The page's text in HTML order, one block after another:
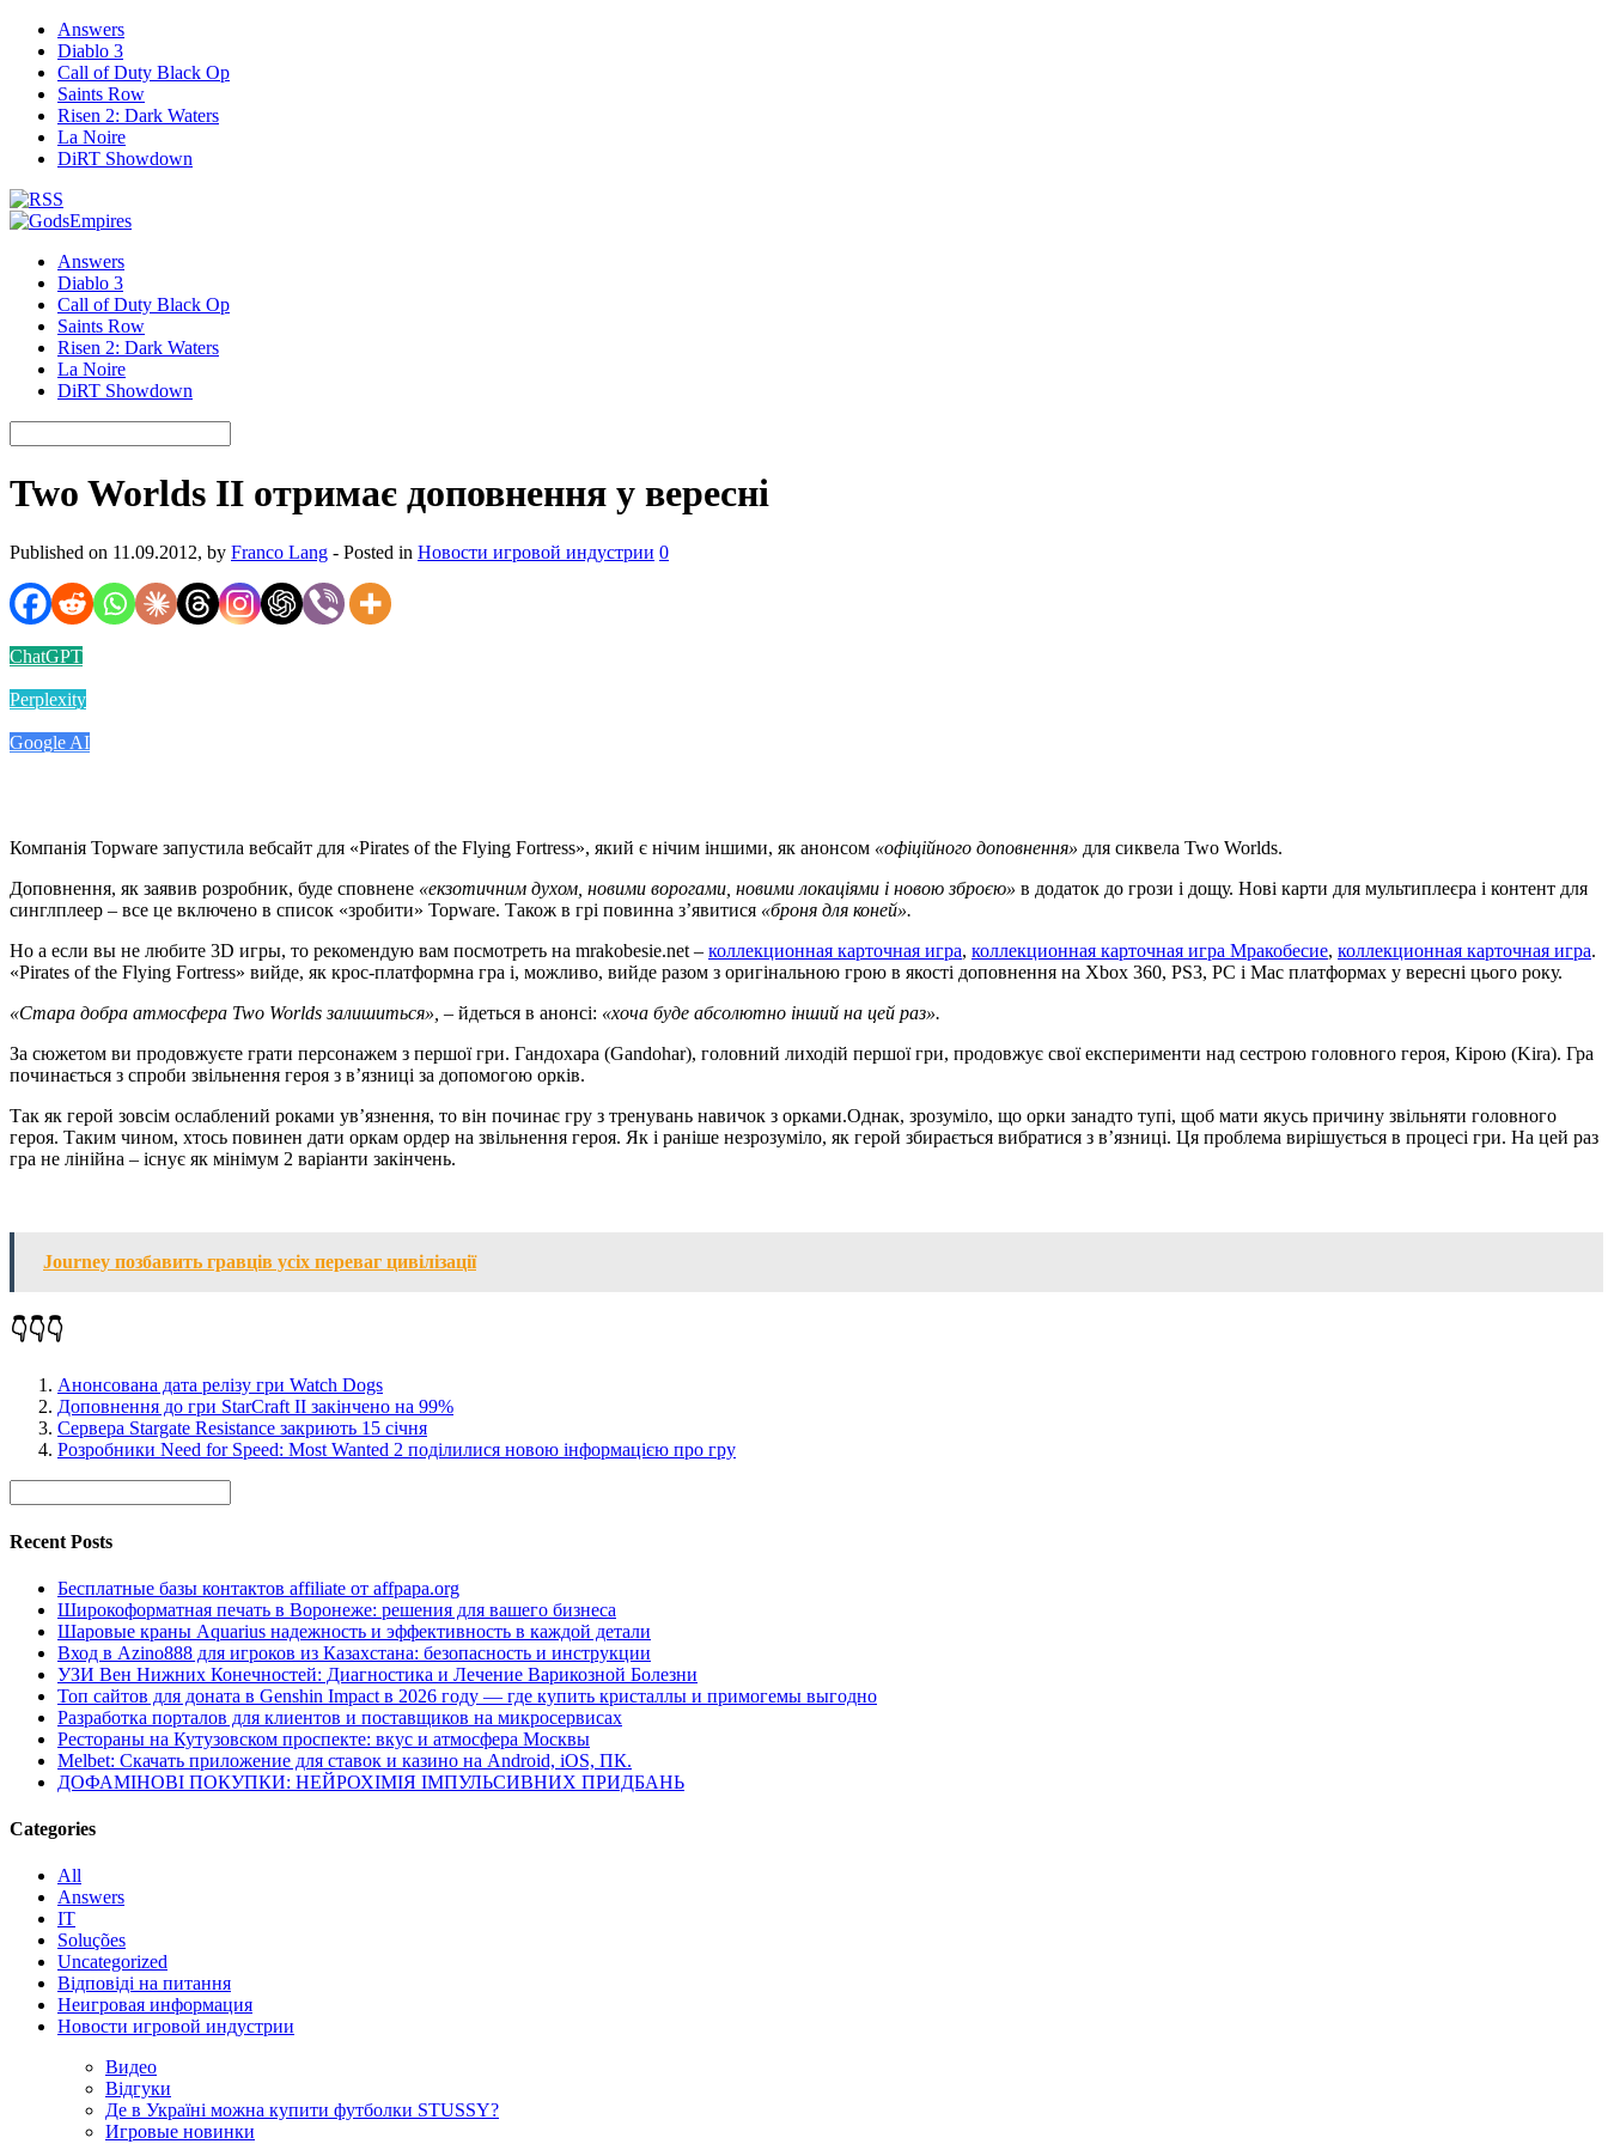
Answers
Diablo 3
Call of Duty Black Op
Saints Row
Risen 2: Dark Waters
La Noire
DiRT Showdown
Answers
Diablo 3
Call of Duty Black Op
Saints Row
Risen 2: Dark Waters
La Noire
DiRT Showdown
Two Worlds II отримає доповнення у вересні
Published on 11.09.2012, by Franco Lang - Posted in Новости игровой индустрии 0
ChatGPT
Perplexity
Google AI
Компанія Topware запустила вебсайт для «Pirates of the Flying Fortress», який є нічим іншими, як анонсом «офіційного доповнення» для сиквела Two Worlds.
Доповнення, як заявив розробник, буде сповнене «екзотичним духом, новими ворогами, новими локаціями і новою зброєю» в додаток до грози і дощу. Нові карти для мультиплеєра і контент для
синглплеер – все це включено в список «зробити» Topware. Також в грі повинна з’явитися «броня для коней».
Но а если вы не любите 3D игры, то рекомендую вам посмотреть на mrakobesie.net – коллекционная карточная игра, коллекционная карточная игра Мракобесие, коллекционная карточная игра.
«Pirates of the Flying Fortress» вийде, як крос-платформна гра і, можливо, вийде разом з оригінальною грою в якості доповнення на Xbox 360, PS3, PC і Mac платформах у вересні цього року.
«Стара добра атмосфера Two Worlds залишиться», – йдеться в анонсі: «хоча буде абсолютно інший на цей раз».
За сюжетом ви продовжуєте грати персонажем з першої гри. Гандохара (Gandohar), головний лиходій першої гри, продовжує свої експерименти над сестрою головного героя, Кірою (Kira). Гра
починається з спроби звільнення героя з в’язниці за допомогою орків.
Так як герой зовсім ослаблений роками ув’язнення, то він починає гру з тренувань навичок з орками.Однак, зрозуміло, що орки занадто тупі, щоб мати якусь причину звільняти головного
героя. Таким чином, хтось повинен дати оркам ордер на звільнення героя. Як і раніше незрозуміло, як герой збирається вибратися з в’язниці. Ця проблема вирішується в процесі гри. На цей раз
гра не лінійна – існує як мінімум 2 варіанти закінчень.
Journey позбавить гравців усіх переваг цивілізації
👇👇👇
Анонсована дата релізу гри Watch Dogs
Доповнення до гри StarCraft II закінчено на 99%
Сервера Stargate Resistance закриють 15 січня
Розробники Need for Speed: Most Wanted 2 поділилися новою інформацією про гру
Recent Posts
Бесплатные базы контактов affiliate от affpapa.org
Широкоформатная печать в Воронеже: решения для вашего бизнеса
Шаровые краны Aquarius надежность и эффективность в каждой детали
Вход в Azino888 для игроков из Казахстана: безопасность и инструкции
УЗИ Вен Нижних Конечностей: Диагностика и Лечение Варикозной Болезни
Топ сайтов для доната в Genshin Impact в 2026 году — где купить кристаллы и примогемы выгодно
Разработка порталов для клиентов и поставщиков на микросервисах
Рестораны на Кутузовском проспекте: вкус и атмосфера Москвы
Melbet: Скачать приложение для ставок и казино на Android, iOS, ПК.
ДОФАМІНОВІ ПОКУПКИ: НЕЙРОХІМІЯ ІМПУЛЬСИВНИХ ПРИДБАНЬ
Categories
All
Answers
IT
Soluções
Uncategorized
Відповіді на питання
Неигровая информация
Новости игровой индустрии
Видео
Відгуки
Де в Україні можна купити футболки STUSSY?
Игровые новинки